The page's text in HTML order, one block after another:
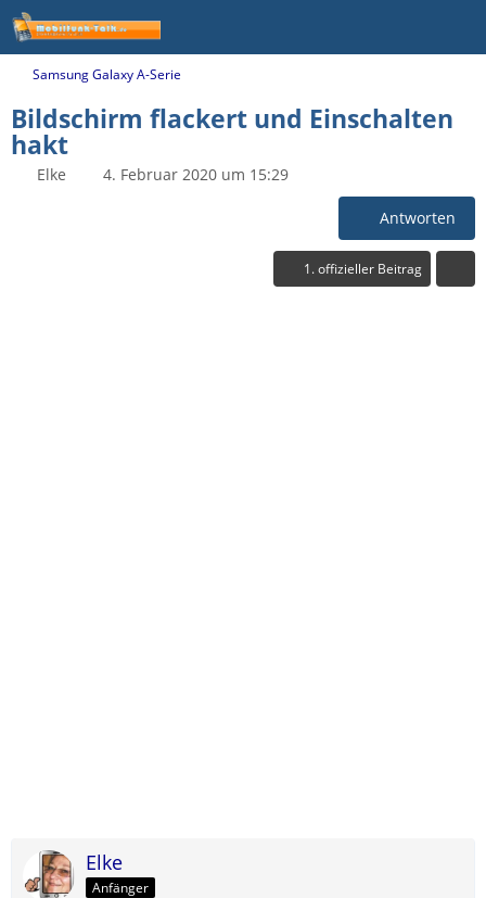
Samsung Galaxy A-Serie
Bildschirm flackert und Einschalten
hakt
Elke 4. Februar 2020 um 15:29
Antworten
1. offizieller Beitrag
Elke
Anfänger